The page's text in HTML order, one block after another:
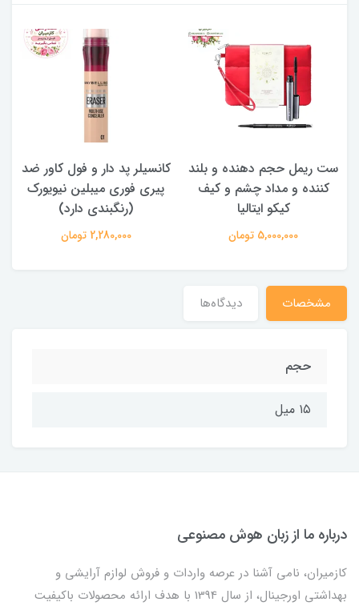
ست ریمل حجم دهنده و بلند
کننده و مداد چشم و کیف
کیکو ایتالیا
5,000,000 تومان
کانسیلر پد دار و فول کاور ضد
پیری فوری میبلین نیویورک
(رنگبندی دارد)
2,280,000 تومان
مشخصات دیدگاه‌ها
حجم
۱۵ میل
درباره ما از زبان هوش مصنوعی
کازمیران، نامی آشنا در عرصه واردات و فروش لوازم آرایشی و
بهداشتی اورجینال، از سال 1394 با هدف ارائه محصولات باکیفیت